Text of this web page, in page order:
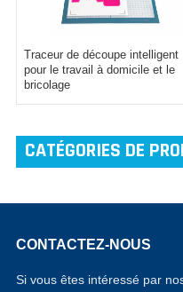
Traceur de découpe intelligent
pour le travail à domicile et le
bricolage
CATÉGORIES DE
CONTACTEZ-NOUS
Si vous êtes intéressé par